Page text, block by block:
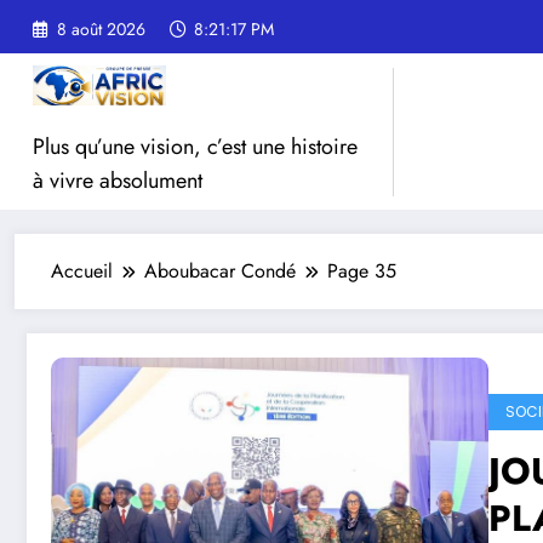
Aller
contenu
8 août 2026 8:21:18 PM
Plus qu’une vision, c’est une histoire
à vivre absolument
Accueil Aboubacar Condé Page 35